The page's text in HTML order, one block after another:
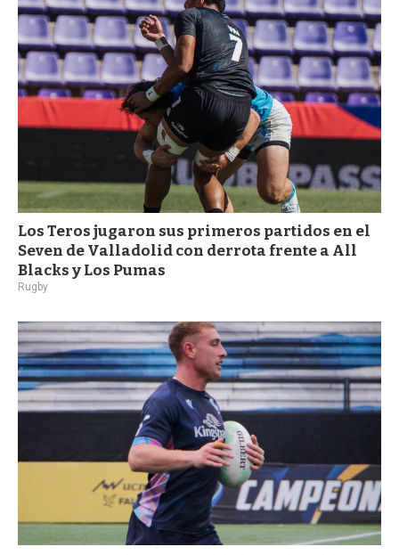
Los Teros jugaron sus primeros partidos en el
Seven de Valladolid con derrota frente a All
Blacks y Los Pumas
Rugby